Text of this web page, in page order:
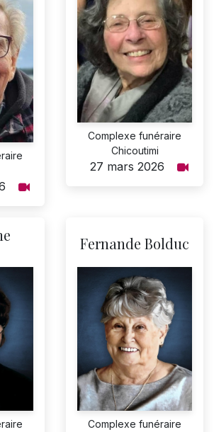
Complexe funéraire
Chicoutimi
27 mars 2026
Fernande Bolduc
Complexe funéraire